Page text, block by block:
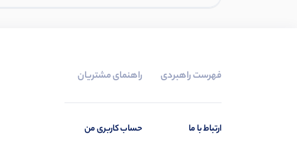
فهرست راهبردی
ارتباط با ما
راهنمای مشتریان
حساب کاربری من